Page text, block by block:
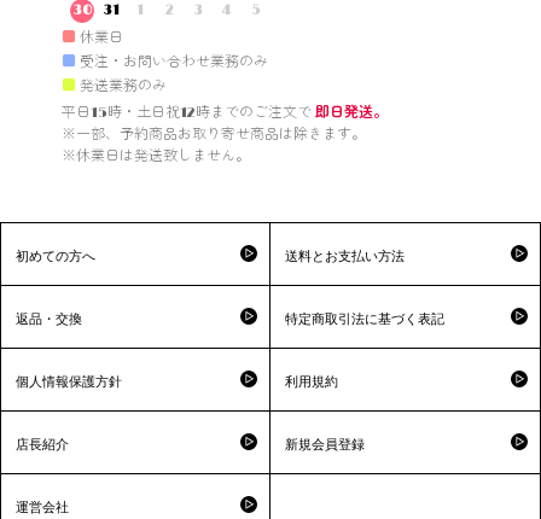
30
31 1 2 3 4 5
■ 休業日
■ 受注・お問い合わせ業務のみ
■ 発送業務のみ
平日15時・土日祝12時までのご注文で 即日発送。
※一部、予約商品お取り寄せ商品は除きます。
※休業日は発送致しません。
初めての方へ 送料とお支払い方法
返品・交換 特定商取引法に基づく表記
個人情報保護方針 利用規約
店長紹介 新規会員登録
運営会社